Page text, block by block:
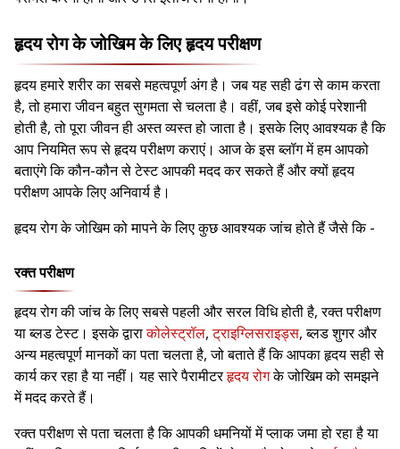
हृदय रोग के जोखिम के लिए हृदय परीक्षण
हृदय हमारे शरीर का सबसे महत्वपूर्ण अंग है। जब यह सही ढंग से काम करता
है, तो हमारा जीवन बहुत सुगमता से चलता है। वहीं, जब इसे कोई परेशानी
होती है, तो पूरा जीवन ही अस्त व्यस्त हो जाता है। इसके लिए आवश्यक है कि
आप नियमित रूप से हृदय परीक्षण कराएं। आज के इस ब्लॉग में हम आपको
बताएंगे कि कौन-कौन से टेस्ट आपकी मदद कर सकते हैं और क्यों हृदय
परीक्षण आपके लिए अनिवार्य है।
हृदय रोग के जोखिम को मापने के लिए कुछ आवश्यक जांच होते हैं जैसे कि -
रक्त परीक्षण
हृदय रोग की जांच के लिए सबसे पहली और सरल विधि होती है, रक्त परीक्षण
या ब्लड टेस्ट। इसके द्वाराकोलेस्ट्रॉल,ट्राइग्लिसराइड्स, ब्लड शुगर और
अन्य महत्वपूर्ण मानकों का पता चलता है, जो बताते हैं कि आपका हृदय सही से
कार्य कर रहा है या नहीं। यह सारे पैरामीटरहृदय रोगके जोखिम को समझने
में मदद करते हैं।
रक्त परीक्षण से पता चलता है कि आपकी धमनियों में प्लाक जमा हो रहा है या